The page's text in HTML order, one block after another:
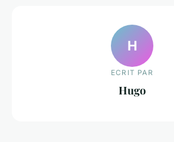
H
ECRIT PAR
Hugo